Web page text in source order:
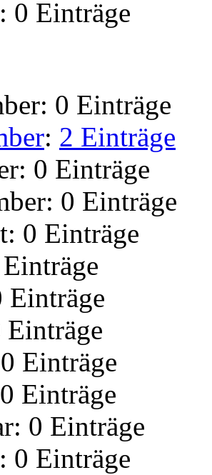
0 Einträge
0 Einträge
: 2 Einträge
0 Einträge
0 Einträge
0 Einträge
Einträge
Einträge
0 Einträge
0 Einträge
0 Einträge
0 Einträge